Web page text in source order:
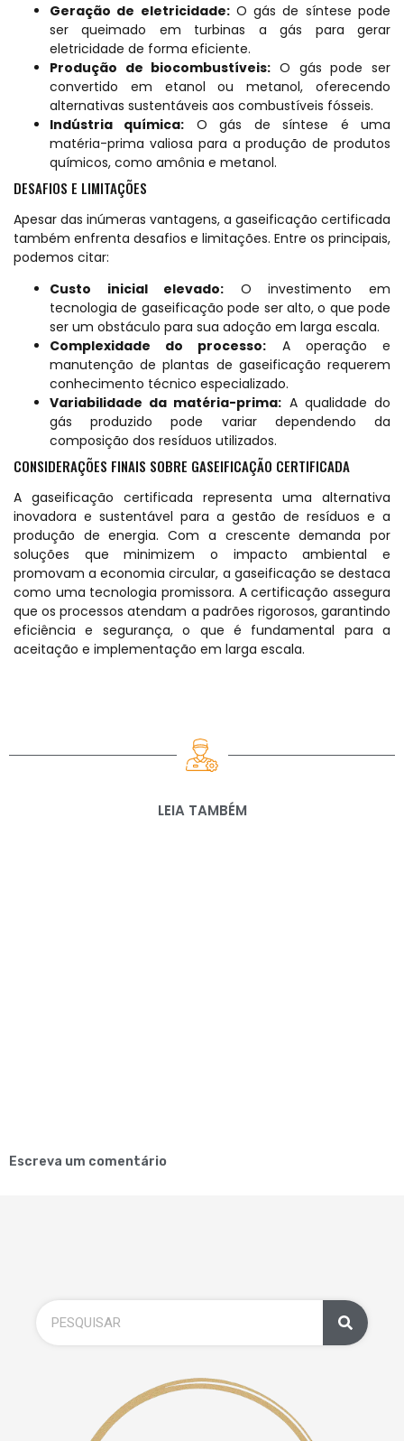
Geração de eletricidade:O gás de síntese pode
ser queimado em turbinas a gás para gerar
eletricidade de forma eficiente.
Produção de biocombustíveis: O gás pode ser
convertido em etanol ou metanol, oferecendo
alternativas sustentáveis aos combustíveis fósseis.
Indústria química: O gás de síntese é uma
matéria-prima valiosa para a produção de produtos
químicos, como amônia e metanol.
DESAFIOS E LIMITAÇÕES
Apesar das inúmeras vantagens, a gaseificação certificada
também enfrenta desafios e limitações. Entre os principais,
podemos citar:
Custo inicial elevado: O investimento em
tecnologia de gaseificação pode ser alto, o que pode
ser um obstáculo para sua adoção em larga escala.
Complexidade do processo: A operação e
manutenção de plantas de gaseificação requerem
conhecimento técnico especializado.
Variabilidade da matéria-prima: A qualidade do
gás produzido pode variar dependendo da
composição dos resíduos utilizados.
CONSIDERAÇÕES FINAIS SOBRE GASEIFICAÇÃO CERTIFICADA
A gaseificação certificada representa uma alternativa
inovadora e sustentável para a gestão de resíduos e a
produção de energia. Com a crescente demanda por
soluções que minimizem o impacto ambiental e
promovam a economia circular, a gaseificação se destaca
como uma tecnologia promissora. A certificação assegura
que os processos atendam a padrões rigorosos, garantindo
eficiência e segurança, o que é fundamental para a
aceitação e implementação em larga escala.
LEIA TAMBÉM
Escreva um comentário